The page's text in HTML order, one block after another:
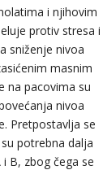
i njihovim
protiv stresa i
sniženje nivoa
masnim
na pacovima su
nivoa
Pretpostavlja se
potrebna dalja
B, zbog čega se